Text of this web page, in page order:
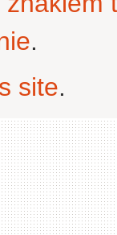
.
site.